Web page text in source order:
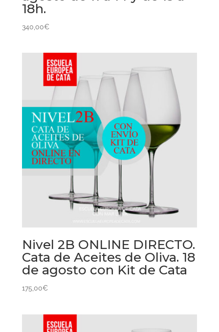
18h.
340,00€
Nivel 2B ONLINE DIRECTO.
Cata de Aceites de Oliva. 18
de agosto con Kit de Cata
175,00€